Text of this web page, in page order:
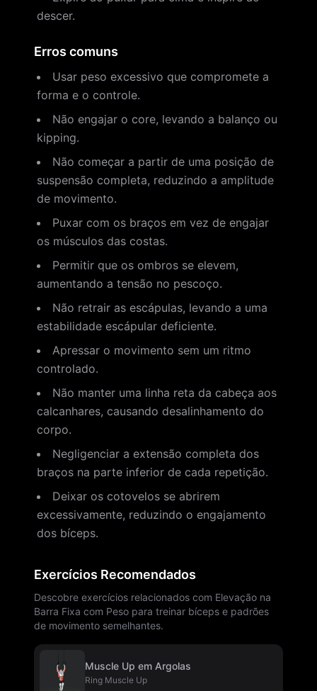
descer.
Erros comuns
Usar peso excessivo que compromete a
forma e o controle.
Não engajar o core, levando a balanço ou
kipping.
Não começar a partir de uma posição de
suspensão completa, reduzindo a amplitude
de movimento.
Puxar com os braços em vez de engajar
os músculos das costas.
Permitir que os ombros se elevem,
aumentando a tensão no pescoço.
Não retrair as escápulas, levando a uma
estabilidade escápular deficiente.
Apressar o movimento sem um ritmo
controlado.
Não manter uma linha reta da cabeça aos
calcanhares, causando desalinhamento do
corpo.
Negligenciar a extensão completa dos
braços na parte inferior de cada repetição.
Deixar os cotovelos se abrirem
excessivamente, reduzindo o engajamento
dos bíceps.
Exercícios Recomendados
Descobre exercícios relacionados com Elevação na
Barra Fixa com Peso para treinar bíceps e padrões
de movimento semelhantes.
Muscle Up em Argolas
Ring Muscle Up